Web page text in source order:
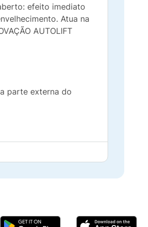
efeito imediato
Atua na
AUTOLIFT
parte externa do